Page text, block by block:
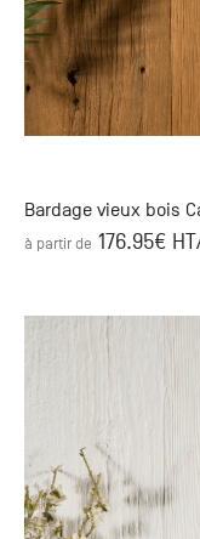
Bardage vieux bois
à partir de 176.95€ HT